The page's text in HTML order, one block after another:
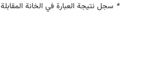
* سجل نتيجة العبارة في الخانة المقابلة